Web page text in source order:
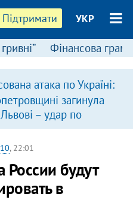
Підтримати УКР
Фінансова
атака по Україні:
загинула
– удар по
, 22:01
будут
в